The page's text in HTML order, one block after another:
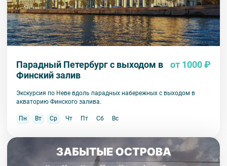
Парадный Петербург с выходом в
Финский залив
от 1000 ₽
Экскурсия по Неве вдоль парадных набережных с выходом в
акваторию Финского залива.
Пн Вт Ср Чт Пт Сб Вс